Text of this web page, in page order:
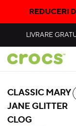
REDUCERI
LIVRARE
CLASSIC MARY
JANE GLITTER
CLOG